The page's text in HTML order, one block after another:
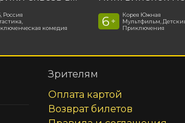
Россия
комедия
6 +
Корея Южная
Мультфильм,
Приключения
Зрителям
Оплата картой
Возврат билетов